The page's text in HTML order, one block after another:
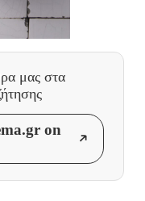
μας στα
on